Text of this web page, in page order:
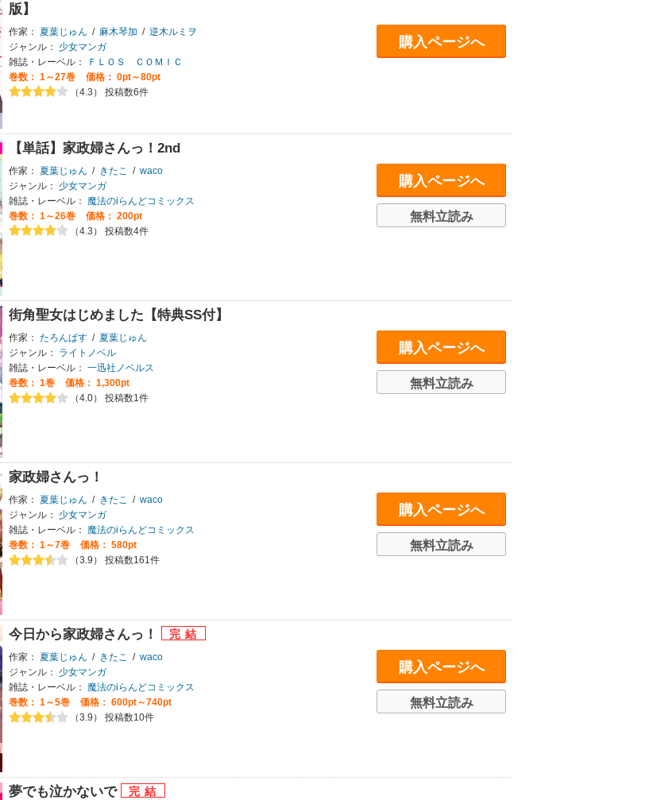
版】
作家： 夏葉じゅん / 麻木琴加 / 逆木ルミヲ
ジャンル：
少女マンガ
雑誌・レーベル：
ＦＬＯＳ ＣＯＭＩＣ
巻数： 1～27巻
価格： 0pt～80pt
（4.3） 投稿数6件
購入ページへ
【単話】家政婦さんっ！2nd
作家： 夏葉じゅん / きたこ / waco
ジャンル：
少女マンガ
雑誌・レーベル：
魔法のiらんどコミックス
巻数： 1～26巻
価格： 200pt
（4.3） 投稿数4件
購入ページへ
無料立読み
街角聖女はじめました【特典SS付】
作家： たろんぱす / 夏葉じゅん
ジャンル：
ライトノベル
雑誌・レーベル： 一迅社ノベルス
巻数： 1巻
価格： 1,300pt
（4.0） 投稿数1件
購入ページへ
無料立読み
家政婦さんっ！
作家： 夏葉じゅん / きたこ / waco
ジャンル：
少女マンガ
雑誌・レーベル：
魔法のiらんどコミックス
巻数： 1～7巻
価格： 580pt
（3.9） 投稿数161件
購入ページへ
無料立読み
今日から家政婦さんっ！
作家： 夏葉じゅん / きたこ / waco
ジャンル：
少女マンガ
雑誌・レーベル：
魔法のiらんどコミックス
巻数： 1～5巻
価格： 600pt～740pt
（3.9） 投稿数10件
購入ページへ
無料立読み
夢でも泣かないで